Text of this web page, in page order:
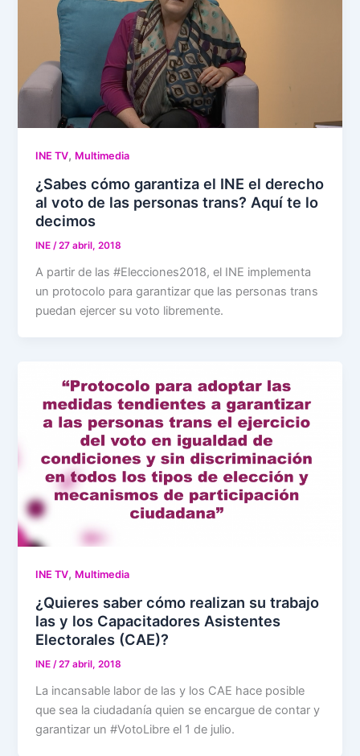
INE TV, Multimedia
¿Sabes cómo garantiza el INE el derecho
al voto de las personas trans? Aquí te lo
decimos
INE /27 abril, 2018
A partir de las #Elecciones2018, el INE implementa
un protocolo para garantizar que las personas trans
puedan ejercer su voto libremente.
INE TV, Multimedia
¿Quieres saber cómo realizan su trabajo
las y los Capacitadores Asistentes
Electorales (CAE)?
INE/27 abril, 2018
La incansable labor de las y los CAE hace posible
que sea la ciudadanía quien se encargue de contar y
garantizar un #VotoLibre el 1 de julio.